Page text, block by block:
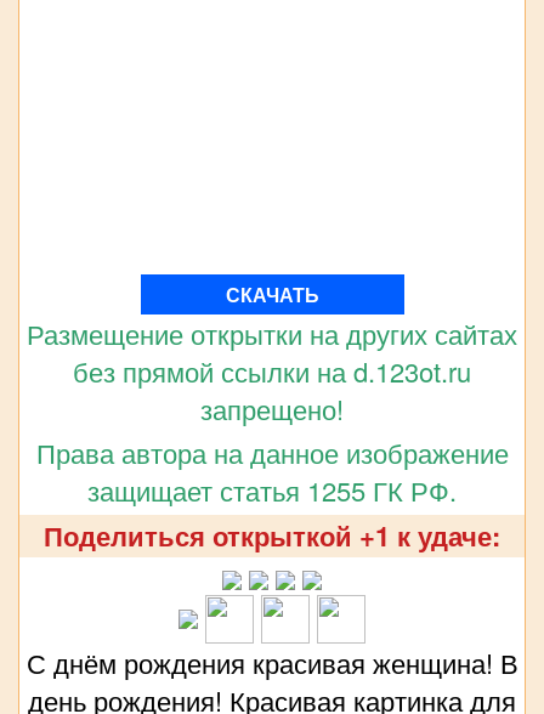
СКАЧАТЬ
Размещение открытки на других сайтах
без прямой ссылки на d.123ot.ru
запрещено!
Права автора на данное изображение
защищает статья 1255 ГК РФ.
Поделиться открыткой +1 к удаче:
С днём рождения красивая женщина! В
день рождения! Красивая картинка для